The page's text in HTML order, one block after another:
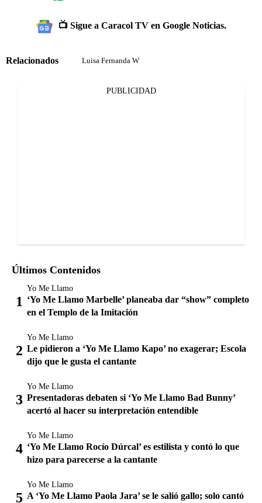
📺 Sigue a Caracol TV en Google Noticias.
Relacionados Luisa Fernanda W
PUBLICIDAD
Últimos Contenidos
Yo Me Llamo
‘Yo Me Llamo Marbelle’ planeaba dar “show” completo
en el Templo de la Imitación
Yo Me Llamo
Le pidieron a ‘Yo Me Llamo Kapo’ no exagerar; Escola
dijo que le gusta el cantante
Yo Me Llamo
Presentadoras debaten si ‘Yo Me Llamo Bad Bunny’
acertó al hacer su interpretación entendible
Yo Me Llamo
‘Yo Me Llamo Rocío Dúrcal’ es estilista y contó lo que
hizo para parecerse a la cantante
Yo Me Llamo
A ‘Yo Me Llamo Paola Jara’ se le salió gallo; solo cantó